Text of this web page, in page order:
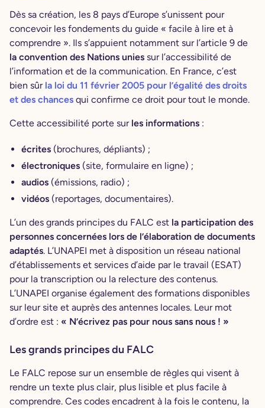
Dès sa création, les 8 pays d’Europe s’unissent pour
concevoir les fondements du guide « facile à lire et à
comprendre ». Ils s’appuient notamment sur l’article 9 de
la convention des Nations unies sur l’accessibilité de
l’information et de la communication. En France, c’est
bien sûr la loi du 11 février 2005 pour l’égalité des droits
et des chances qui confirme ce droit pour tout le monde.
Cette accessibilité porte sur les informations :
écrites (brochures, dépliants) ;
électroniques (site, formulaire en ligne) ;
audios (émissions, radio) ;
vidéos (reportages, documentaires).
L’un des grands principes du FALC est la participation des
personnes concernées lors de l’élaboration de documents
adaptés. L’UNAPEI met à disposition un réseau national
d’établissements et services d’aide par le travail (ESAT)
pour la transcription ou la relecture des contenus.
L’UNAPEI organise également des formations disponibles
sur leur site et auprès des antennes locales. Leur mot
d’ordre est : « N’écrivez pas pour nous sans nous ! »
Les grands principes du FALC
Le FALC repose sur un ensemble de règles qui visent à
rendre un texte plus clair, plus lisible et plus facile à
comprendre. Ces codes encadrent à la fois le contenu, la